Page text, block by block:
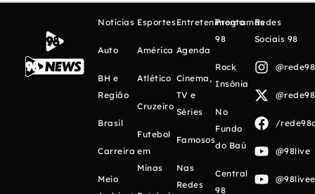
Notícias
Auto
BH e
Região
Brasil
Carreira
Meio
Esportes
América
Atlético
Cruzeiro
Futebol
em
Minas
Entretenimento
Agenda
Cinema,
TV e
Séries
Famosos
Nas
Redes
Programas
98
Rock
Insônia
No
Fundo
do Baú
Central
98
Redes
Sociais 98
/
@98live